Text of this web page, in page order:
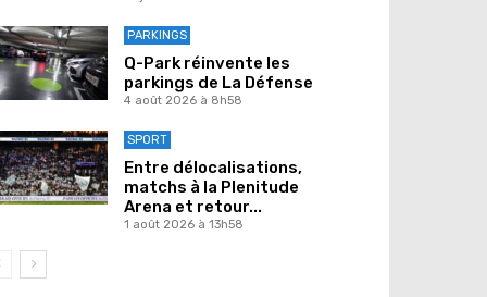
PARKINGS
Q-Park réinvente les
parkings de La Défense
4 août 2026 à 8h58
SPORT
Entre délocalisations,
matchs à la Plenitude
Arena et retour...
1 août 2026 à 13h58